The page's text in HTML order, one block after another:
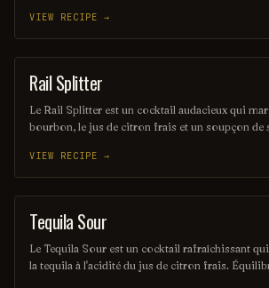
expérience rafraîchissante et envoûtante,
de cocktails d'été. Sa présentation colorée et
font un véritable trésor à découvrir.
VIEW RECIPE →
COCKTAIL
Rail Splitter
Le Rail Splitter est un cocktail audacieux qui
bourbon, le jus de citron frais et un soupçon de
évoquant les saveurs rustiques du terroir
amateurs de cocktails classiques revisités, il
papilles.
VIEW RECIPE →
ORDINARY DRINK
Tequila Sour
Le Tequila Sour est un cocktail rafraîchissant
la tequila à l'acidité du jus de citron frais.